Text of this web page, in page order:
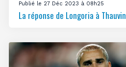
Publié le 27 Déc 2023 à 08h25
La réponse de Longoria à Thauvin